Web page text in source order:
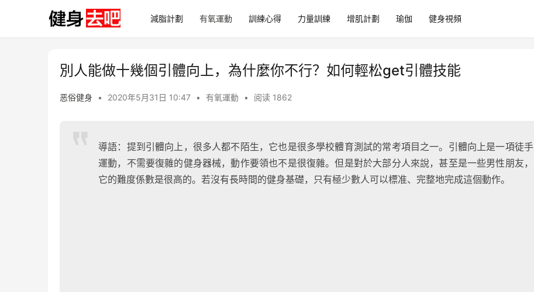
減脂計劃 有氧運動 訓練心得 力量訓練 增肌計劃 瑜伽 健身視頻
別人能做十幾個引體向上，為什麼你不行？如何輕松get引體技能
恶俗健身 • 2020年5月31日 10:47 • 有氧運動 • 阅读 1862
導語：提到引體向上，很多人都不陌生，它也是很多學校體育測試的常考項目之一。引體向上是一項徒手
運動，不需要復雜的健身器械，動作要領也不是很復雜。但是對於大部分人來說，甚至是一些男性朋友，
它的難度係數是很高的。若沒有長時間的健身基礎，只有極少數人可以標准、完整地完成這個動作。